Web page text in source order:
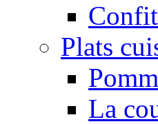
Plats
La